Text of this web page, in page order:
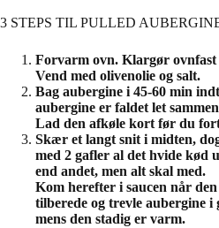
3 STEPS TIL PULLED
Forvarm ovn. Klargør
Vend med olivenolie og salt.
Bag aubergine i 45-60 min
aubergine er faldet let
Lad den afkøle kort før du
Skær et langt snit i midten,
med 2 gafler al det hvide kød
end andet, men alt skal med.
Kom herefter i saucen når
tilberede og trevle aubergine
mens den stadig er varm.